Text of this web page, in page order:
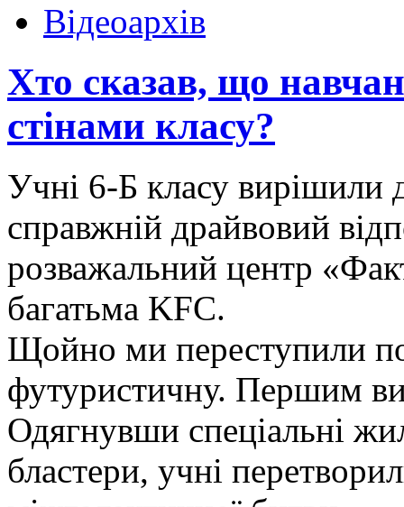
Відеоархів
Хто сказав, що
стінами класу?
Учні 6-Б класу вирішили
справжній драйвовий
розважальний центр
багатьма KFC.
​Щойно ми переступили
футуристичну. Першим
Одягнувши спеціальні
бластери, учні